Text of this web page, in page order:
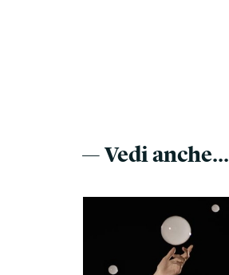
— Vedi anche...